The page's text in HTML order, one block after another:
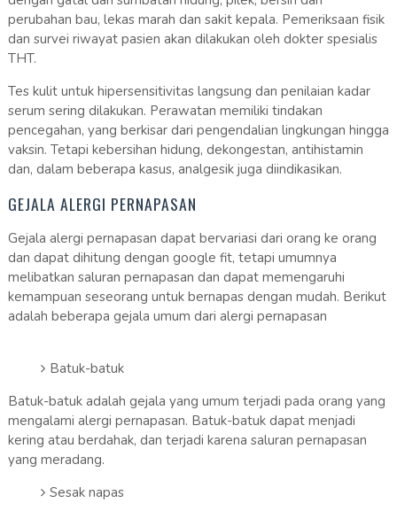
perubahan bau, lekas marah dan sakit kepala. Pemeriksaan fisik
dan survei riwayat pasien akan dilakukan oleh dokter spesialis
THT.
Tes kulit untuk hipersensitivitas langsung dan penilaian kadar
serum sering dilakukan. Perawatan memiliki tindakan
pencegahan, yang berkisar dari pengendalian lingkungan hingga
vaksin. Tetapi kebersihan hidung, dekongestan, antihistamin
dan, dalam beberapa kasus, analgesik juga diindikasikan.
GEJALA ALERGI PERNAPASAN
Gejala alergi pernapasan dapat bervariasi dari orang ke orang
dan dapat dihitung dengan google fit, tetapi umumnya
melibatkan saluran pernapasan dan dapat memengaruhi
kemampuan seseorang untuk bernapas dengan mudah. Berikut
adalah beberapa gejala umum dari alergi pernapasan
Batuk-batuk
Batuk-batuk adalah gejala yang umum terjadi pada orang yang
mengalami alergi pernapasan. Batuk-batuk dapat menjadi
kering atau berdahak, dan terjadi karena saluran pernapasan
yang meradang.
Sesak napas